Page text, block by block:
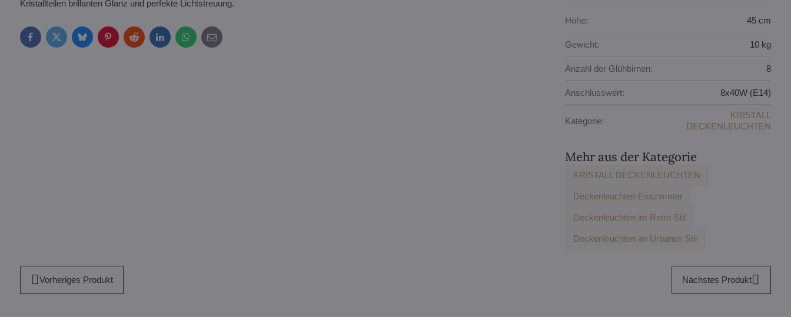
Kristallteilen brillanten Glanz und perfekte Lichtstreuung.
FacebookTwitterBlueskyPinterestRedditLinkedInWhatsApp
E-
mail
Höhe: 45 cm
Gewicht: 10 kg
Anzahl der Glühbirnen: 8
Anschlusswert: 8x40W (E14)
Kategorie:
KRISTALL
DECKENLEUCHTEN
Mehr aus der Kategorie
KRISTALL DECKENLEUCHTEN
Deckenleuchten Esszimmer
Deckenleuchten im Retro-Stil
Deckenleuchten im Urbanen Stil
Vorheriges Produkt Nächstes Produkt